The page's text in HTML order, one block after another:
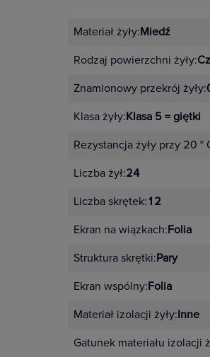
Materiał żyły:Miedź
Rodzaj powierzchni żyły:
Znamionowy przekrój żyły:
Klasa żyły:Klasa 5 = giętki
Rezystancja żyły przy 20 °
Liczba żył:24
Liczba skrętek:12
Ekran na wiązkach:Folia
Struktura skrętki:Pary
Ekran wspólny:Folia
Materiał izolacji żyły:Inne
Gatunek materiału izolacji